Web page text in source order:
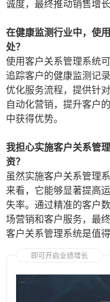
诚度，最终推动销售增长
在健康监测行业中，使
处？
使用客户关系管理系统
追踪客户的健康监测记
优化服务流程，提供针
自动化营销，提升客户
中获得优势。
我担心实施客户关系管
资？
虽然实施客户关系管理
来看，它能够显著提高
失率。通过精准的客户
场营销和客户服务，最
客户关系管理系统是值得
即可开启业绩增长